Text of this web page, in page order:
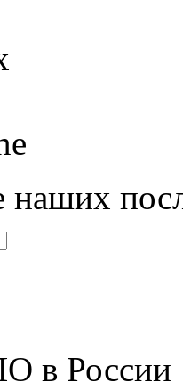
наших
в России